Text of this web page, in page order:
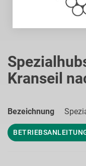
Kranseil
Bezeichnung
Anfang
der
Bildgalerie